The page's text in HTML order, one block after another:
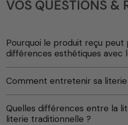
VOS QUESTIONS &
Pourquoi le produit reçu peut
différences esthétiques avec
Comment entretenir sa
Quelles différences entre la
literie traditionnelle ?